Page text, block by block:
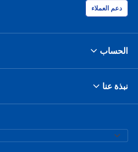
دعم العملاء
الحساب
نبذة عنا